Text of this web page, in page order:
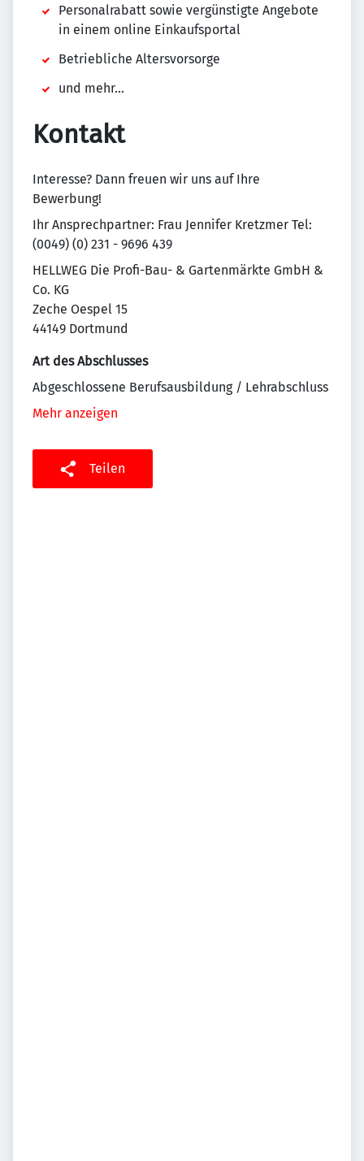
Personalrabatt sowie vergünstigte Angebote
in einem online Einkaufsportal
Betriebliche Altersvorsorge
und mehr...
Kontakt
Interesse? Dann freuen wir uns auf Ihre
Bewerbung!
Ihr Ansprechpartner: Frau Jennifer Kretzmer Tel:
(0049) (0) 231 - 9696 439
HELLWEG Die Profi-Bau- & Gartenmärkte GmbH &
Co. KG
Zeche Oespel 15
44149 Dortmund
Art des Abschlusses
Abgeschlossene Berufsausbildung / Lehrabschluss
Mehr anzeigen
Teilen